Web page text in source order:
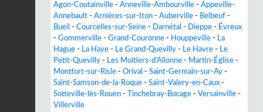
Agon-Coutainville - Anneville-Ambourville - Appeville-
Annebault - Arnières-sur-Iton - Auberville - Belbeuf -
Bueil - Courcelles-sur-Seine - Darnétal - Dieppe - Évreux
- Gommerville - Grand-Couronne - Houppeville - La
Hague - La Haye - Le Grand-Quevilly - Le Havre - Le
Petit-Quevilly - Les Moitiers-d'Allonne - Martin-Église -
Montfort-sur-Risle - Orival - Saint-Germain-sur-Ay -
Saint-Samson-de-la-Roque - Saint-Valery-en-Caux -
Sotteville-lès-Rouen - Tinchebray-Bocage - Versainville -
Villerville